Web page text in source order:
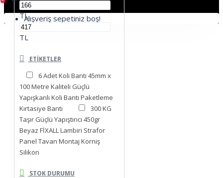
Alışveriş sepetiniz boş!
TL
TL
ETIKETLER
6 Adet Koli Bantı 45mm x
100 Metre Kaliteli Güçlü
Yapışkanlı Koli Bantı Paketleme
Kırtasiye Bantı
300 KG
Taşır Güçlü Yapıştırıcı 450gr
Beyaz FİXALL Lambiri Strafor
Panel Tavan Montaj Korniş
Silikon
STOK DURUMU